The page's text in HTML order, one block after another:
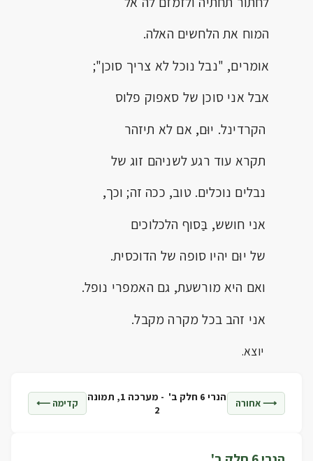
המוח את הלחשים האלה.
אומרים, "נבל נוכל לא צריך סוכן";
אבל אני סוכן של סאפוק פלוס
הקרדינל. יוּם, אם לא תיזהר
תקרא עוד רגע לשניהם זוג של
נבלים נוכלים. טוב, ככה זה; וכך,
אני חושש, בַּסוף הלכלוכים
של יוּם יהיו סופה של הדוכסית.
ואם היא מורשעת, גם האמפרי נופל.
אני זהב בכל מקרה מקבל.
יוצא.
⟶ אחורה הנרי 6 חלק ב' -
מערכה 1, תמונה
2
קדימה ⟵